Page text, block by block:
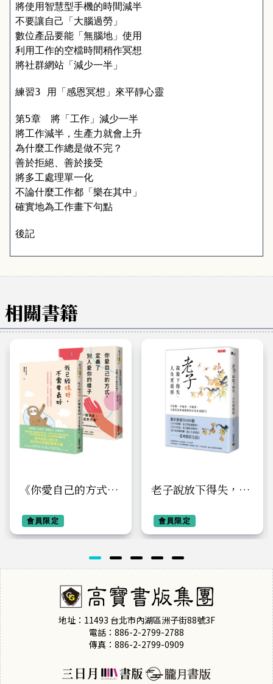
將使用智慧型手機的時間減半
不要讓自己「大腦過勞」
數位產品要能「無腦地」使用
利用工作的空檔時間稍作冥想
將社群網站「減少一半」
練習3 用「感恩冥想」來平靜心靈
第5章　將「工作」減少一半
將工作減半，生產力就會上升
為什麼工作總是做不完？
善於拒絕、善於接受
將多工處理單一化
不論什麼工作都「樂在其中」
確實地為工作畫下句點
後記
相關書籍
《你愛自己的方式，
子》＋《我已經很
好，不需要最好》
【套書共二冊】：不
需要成為他人眼中的
「更好」，只需要找
回愛自己的能力
會員限定
老子說放下得失，人
不強求、不執著，大
家反而來成就你的正
向生活指引
會員限定
地址：11493 台北市內湖區洲子街88號3F
電話：886-2-2799-2788
傳真：886-2-2799-0909